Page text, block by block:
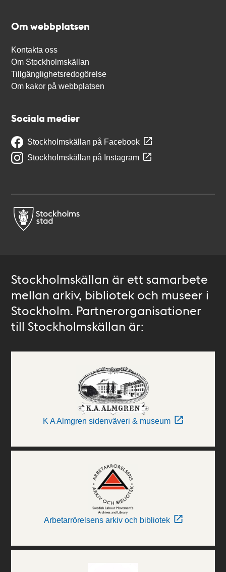
Om webbplatsen
Kontakta oss
Om Stockholmskällan
Tillgänglighetsredogörelse
Om kakor på webbplatsen
Sociala medier
Stockholmskällan på Facebook
Stockholmskällan på Instagram
Stockholmskällan är ett samarbete
mellan arkiv, bibliotek och museer i
Stockholm. Partnerorganisationer
till Stockholmskällan är:
K A Almgren sidenväveri & museum
Arbetarrörelsens arkiv och bibliotek